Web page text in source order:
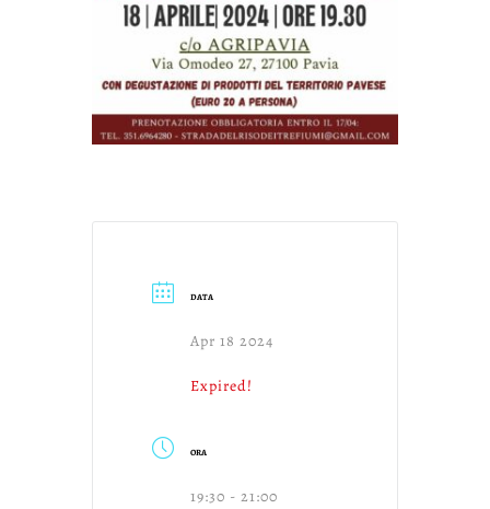
DATA
Apr 18 2024
Expired!
ORA
19:30 - 21:00